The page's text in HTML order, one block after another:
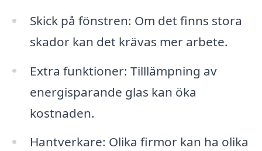
Skick på fönstren: Om det finns stora
skador kan det krävas mer arbete.
Extra funktioner: Tilllämpning av
energisparande glas kan öka
kostnaden.
Hantverkare: Olika firmor kan ha olika